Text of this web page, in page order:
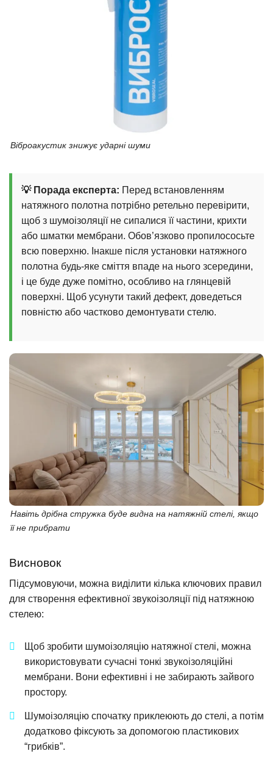
Віброакустик знижує ударні шуми
💡 Порада експерта: Перед встановленням
натяжного полотна потрібно ретельно перевірити,
щоб з шумоізоляції не сипалися її частини, крихти
або шматки мембрани. Обов’язково пропилососьте
всю поверхню. Інакше після установки натяжного
полотна будь-яке сміття впаде на нього зсередини,
і це буде дуже помітно, особливо на глянцевій
поверхні. Щоб усунути такий дефект, доведеться
повністю або частково демонтувати стелю.
Навіть дрібна стружка буде видна на натяжній стелі, якщо
її не прибрати
Висновок
Підсумовуючи, можна виділити кілька ключових правил
для створення ефективної звукоізоляції під натяжною
стелею:
Щоб зробити шумоізоляцію натяжної стелі, можна
використовувати сучасні тонкі звукоізоляційні
мембрани. Вони ефективні і не забирають зайвого
простору.
Шумоізоляцію спочатку приклеюють до стелі, а потім
додатково фіксують за допомогою пластикових
“грибків”.